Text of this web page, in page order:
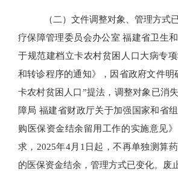
（二）文件调整对象、管理方式
疗保障管理委员会办公室 福建省卫生
于规范建档立卡农村贫困人口大病专
和转诊程序的通知》，因省政府文件明
卡农村贫困人口”提法，调整对象已消
障局 福建省财政厅关于加强国家和省
购医保资金结余留用工作的实施意见
求，2025年4月1日起，不再单独测算
的医保资金结余，管理方式已变化。废